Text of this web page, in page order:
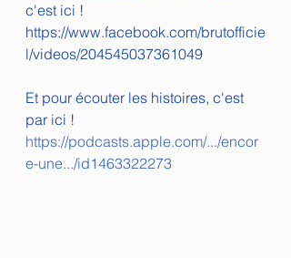
c'est ici !
https://www.facebook.com/brutofficie
l/videos/204545037361049
Et pour écouter les histoires, c'est
par ici !
https://podcasts.apple.com/.../encor
e-une.../id1463322273